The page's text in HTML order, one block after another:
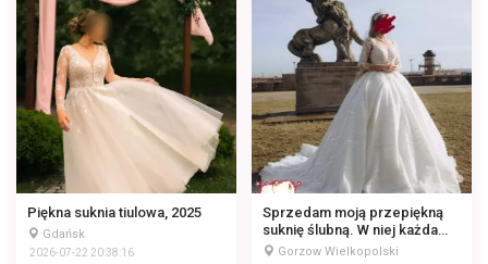
Piękna suknia tiulowa, 2025
Gdańsk
2026-07-22 20:38:16
Sprzedam moją przepiękną
suknię ślubną. W niej każda
panna młoda poczuje się jak
Gorzow Wielkopolski